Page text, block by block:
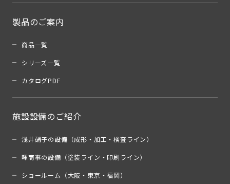
製品のご案内
商品一覧
シリーズ一覧
カタログPDF
施設設備のご紹介
浅井硝子の設備（成形・加工・検査ライン）
暉商事の設備（塗装ライン・印刷ライン）
ショールーム（大阪・東京・福岡）